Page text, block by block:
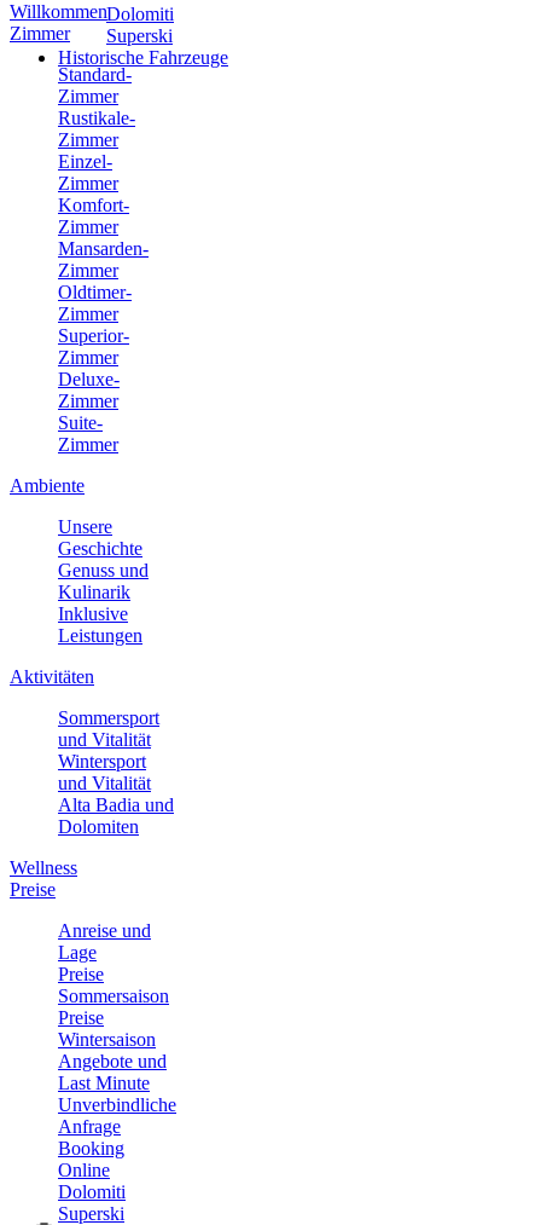
Dolomiti
Superski
Historische Fahrzeuge
Willkommen
Zimmer
Standard-
Zimmer
Rustikale-
Zimmer
Einzel-
Zimmer
Komfort-
Zimmer
Mansarden-
Zimmer
Oldtimer-
Zimmer
Superior-
Zimmer
Deluxe-
Zimmer
Suite-
Zimmer
Ambiente
Unsere
Geschichte
Genuss und
Kulinarik
Inklusive
Leistungen
Aktivitäten
Sommersport
und Vitalität
Wintersport
und Vitalität
Alta Badia und
Dolomiten
Wellness
Preise
Anreise und
Lage
Preise
Sommersaison
Preise
Wintersaison
Angebote und
Last Minute
Unverbindliche
Anfrage
Booking
Online
Dolomiti
Superski